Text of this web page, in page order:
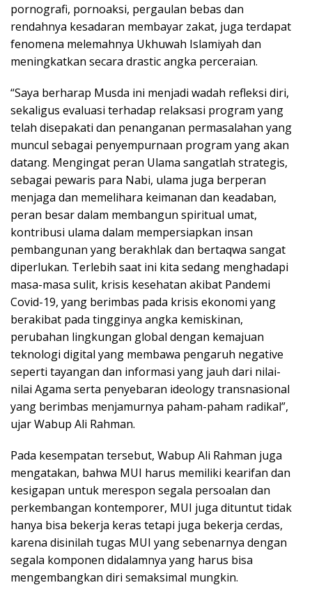
pornografi, pornoaksi, pergaulan bebas dan
rendahnya kesadaran membayar zakat, juga terdapat
fenomena melemahnya Ukhuwah Islamiyah dan
meningkatkan secara drastic angka perceraian.
“Saya berharap Musda ini menjadi wadah refleksi diri,
sekaligus evaluasi terhadap relaksasi program yang
telah disepakati dan penanganan permasalahan yang
muncul sebagai penyempurnaan program yang akan
datang. Mengingat peran Ulama sangatlah strategis,
sebagai pewaris para Nabi, ulama juga berperan
menjaga dan memelihara keimanan dan keadaban,
peran besar dalam membangun spiritual umat,
kontribusi ulama dalam mempersiapkan insan
pembangunan yang berakhlak dan bertaqwa sangat
diperlukan. Terlebih saat ini kita sedang menghadapi
masa-masa sulit, krisis kesehatan akibat Pandemi
Covid-19, yang berimbas pada krisis ekonomi yang
berakibat pada tingginya angka kemiskinan,
perubahan lingkungan global dengan kemajuan
teknologi digital yang membawa pengaruh negative
seperti tayangan dan informasi yang jauh dari nilai-
nilai Agama serta penyebaran ideology transnasional
yang berimbas menjamurnya paham-paham radikal”,
ujar Wabup Ali Rahman.
Pada kesempatan tersebut, Wabup Ali Rahman juga
mengatakan, bahwa MUI harus memiliki kearifan dan
kesigapan untuk merespon segala persoalan dan
perkembangan kontemporer, MUI juga dituntut tidak
hanya bisa bekerja keras tetapi juga bekerja cerdas,
karena disinilah tugas MUI yang sebenarnya dengan
segala komponen didalamnya yang harus bisa
mengembangkan diri semaksimal mungkin.